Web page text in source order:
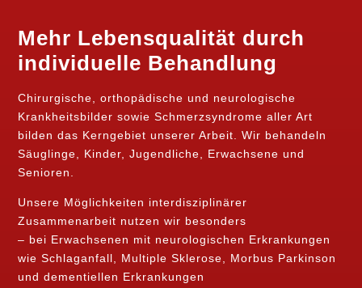
Mehr Lebensqualität durch
individuelle Behandlung
Chirurgische, orthopädische und neurologische
Krankheitsbilder sowie Schmerzsyndrome aller Art
bilden das Kerngebiet unserer Arbeit. Wir behandeln
Säuglinge, Kinder, Jugendliche, Erwachsene und
Senioren.
Unsere Möglichkeiten interdisziplinärer
Zusammenarbeit nutzen wir besonders
– bei Erwachsenen mit neurologischen Erkrankungen
wie Schlaganfall, Multiple Sklerose, Morbus Parkinson
und dementiellen Erkrankungen